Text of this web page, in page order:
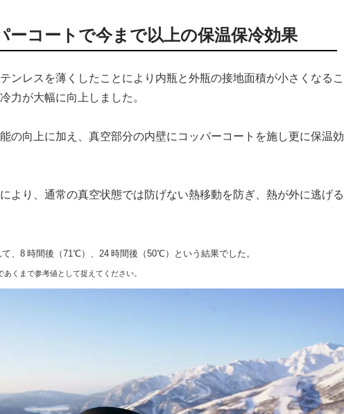
ーコートで今まで以上の保温保冷効果
ンレスを薄くしたことにより内瓶と外瓶の接地面積が小さくなるこ
力が大幅に向上しました。
の向上に加え、真空部分の内壁にコッパーコートを施し更に保温効
より、通常の真空状態では防げない熱移動を防ぎ、熱が外に逃げる
、8 時間後（71℃）、24 時間後（50℃）という結果でした。
くまで参考値として捉えてください。